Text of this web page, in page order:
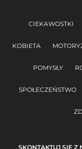
CIEKAWOSTKI
KOBIETA
POMYSŁY
SPOŁECZEŃSTWO
SKONTAKTUJ SIĘ Z